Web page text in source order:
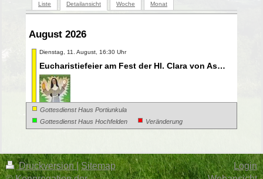
Liste Detailansicht Woche Monat
August 2026
Dienstag, 11. August, 16:30 Uhr
Eucharistiefeier am Fest der Hl. Clara von Assisi
Eucharistiefeier am Mittwoch der 19. Woche im Jahreskreis
Freitag, 14. August, 16:30 Uhr
Gottesdienst Haus Portiunkula
Gottesdienst Haus Hochfelden
Veränderung
Druckversion| Sitemap
Login